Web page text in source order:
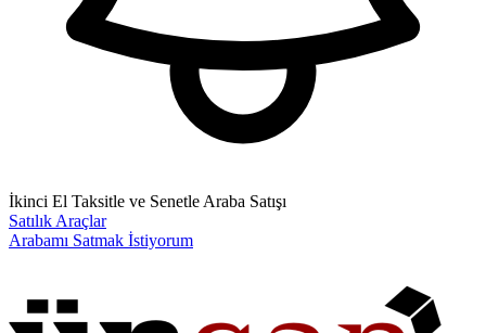
İkinci El Taksitle ve Senetle Araba Satışı
Satılık Araçlar
Arabamı Satmak İstiyorum